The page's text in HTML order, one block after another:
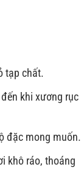
tạp chất.
khi xương rục
đặc mong muốn.
khô ráo, thoáng